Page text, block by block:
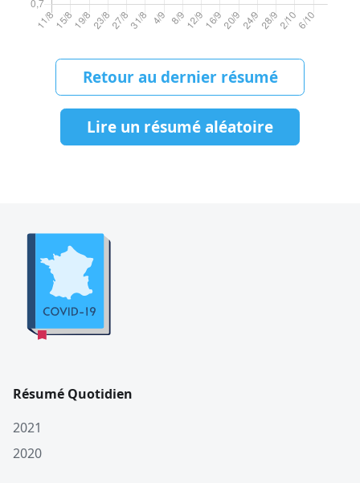
Retour au dernier résumé
Lire un résumé aléatoire
Résumé Quotidien
2021
2020